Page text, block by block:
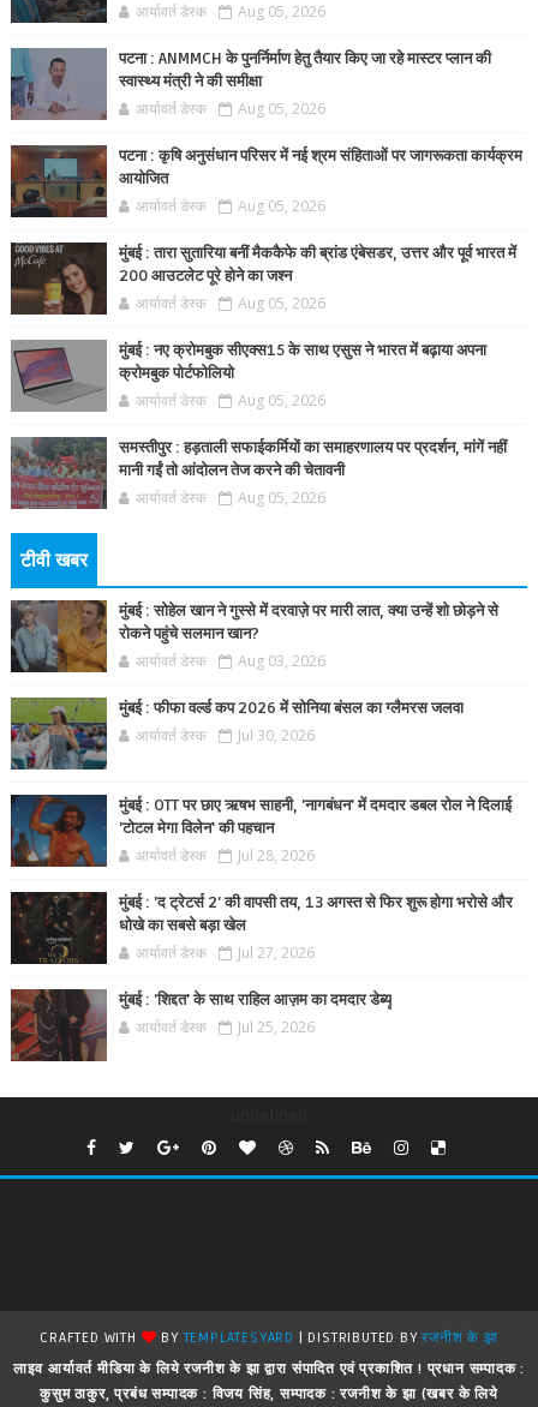
आर्यावर्त डेस्क Aug 05, 2026
पटना : ANMMCH के पुनर्निर्माण हेतु तैयार किए जा रहे मास्टर प्लान की
स्वास्थ्य मंत्री ने की समीक्षा
आर्यावर्त डेस्क Aug 05, 2026
पटना : कृषि अनुसंधान परिसर में नई श्रम संहिताओं पर जागरूकता कार्यक्रम
आयोजित
आर्यावर्त डेस्क Aug 05, 2026
मुंबई : तारा सुतारिया बनीं मैककैफे की ब्रांड एंबेसडर, उत्तर और पूर्व भारत में
200 आउटलेट पूरे होने का जश्न
आर्यावर्त डेस्क Aug 05, 2026
मुंबई : नए क्रोमबुक सीएक्स15 के साथ एसुस ने भारत में बढ़ाया अपना
क्रोमबुक पोर्टफोलियो
आर्यावर्त डेस्क Aug 05, 2026
समस्तीपुर : हड़ताली सफाईकर्मियों का समाहरणालय पर प्रदर्शन, मांगें नहीं
मानी गईं तो आंदोलन तेज करने की चेतावनी
आर्यावर्त डेस्क Aug 05, 2026
टीवी खबर
मुंबई : सोहेल खान ने गुस्से में दरवाज़े पर मारी लात, क्या उन्हें शो छोड़ने से
रोकने पहुंचे सलमान खान?
आर्यावर्त डेस्क Aug 03, 2026
मुंबई : फीफा वर्ल्ड कप 2026 में सोनिया बंसल का ग्लैमरस जलवा
आर्यावर्त डेस्क Jul 30, 2026
मुंबई : OTT पर छाए ऋषभ साहनी, 'नागबंधन' में दमदार डबल रोल ने दिलाई
'टोटल मेगा विलेन' की पहचान
आर्यावर्त डेस्क Jul 28, 2026
मुंबई : 'द ट्रेटर्स 2' की वापसी तय, 13 अगस्त से फिर शुरू होगा भरोसे और
धोखे का सबसे बड़ा खेल
आर्यावर्त डेस्क Jul 27, 2026
मुंबई : 'शिद्दत' के साथ राहिल आज़म का दमदार डेब्यू
आर्यावर्त डेस्क Jul 25, 2026
CRAFTED WITH BYTEMPLATESYARD | DISTRIBUTED BYरजनीश के झा
लाइव आर्यावर्त मीडिया के लिये रजनीश के झा द्वारा संपादित एवं प्रकाशित ! प्रधान सम्पादक :
कुसुम ठाकुर, प्रबंध सम्पादक : विजय सिंह, सम्पादक : रजनीश के झा (खबर के लिये